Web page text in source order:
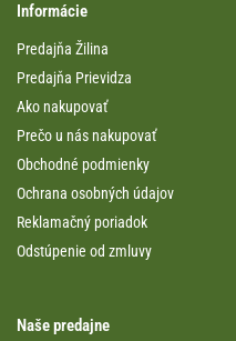
Informácie
Predajňa Žilina
Predajňa Prievidza
Ako nakupovať
Prečo u nás nakupovať
Obchodné podmienky
Ochrana osobných údajov
Reklamačný poriadok
Odstúpenie od zmluvy
Naše predajne